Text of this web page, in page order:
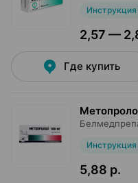
Инструкция
2,57 —
Где купить
Инструкция
5,88 р.